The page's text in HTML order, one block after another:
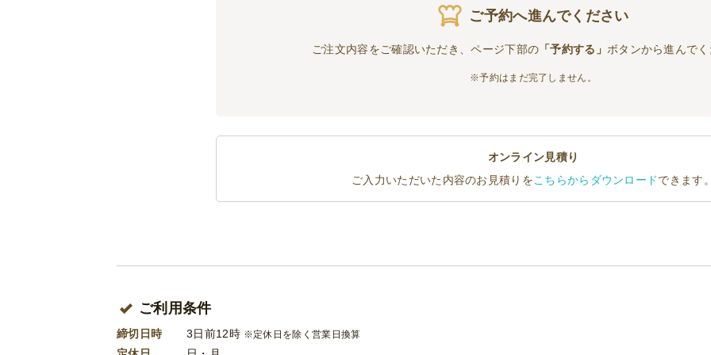
ご予約へ進んでください
ご注文内容をご確認いただき、ページ下部の 「予約する」 ボタンから進んでく
※予約はまだ完了しません。
オンライン見積り
ご入力いただいた内容のお見積りをこちらからダウンロードできます。
ご利用条件
締切日時 3日前12時 ※定休日を除く営業日換算